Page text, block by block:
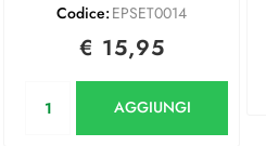
Codice: EPSET0014
€ 15,95
AGGIUNGI